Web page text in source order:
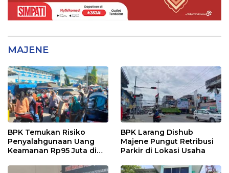
MAJENE
BPK Temukan Risiko
Penyalahgunaan Uang
Keamanan Rp95 Juta di
BPK Larang Dishub
Majene Pungut Retribusi
Parkir di Lokasi Usaha